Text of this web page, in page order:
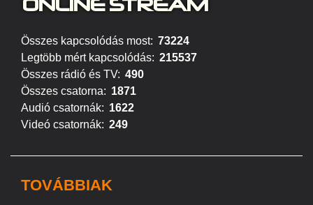
ONLINE STREAM
Összes kapcsolódás most: 73224
Legtöbb mért kapcsolódás: 215537
Összes rádió és TV: 490
Összes csatorna: 1871
Audió csatornák: 1622
Videó csatornák: 249
TOVÁBBIAK